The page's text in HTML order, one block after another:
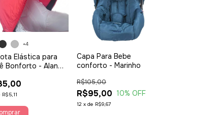
Elástica para
Bonforto - Alan
R$5,11
+4
Capa Para Bebe
conforto - Marinho
R$95,00
R$105,00
10% OFF
12 xde R$9,67